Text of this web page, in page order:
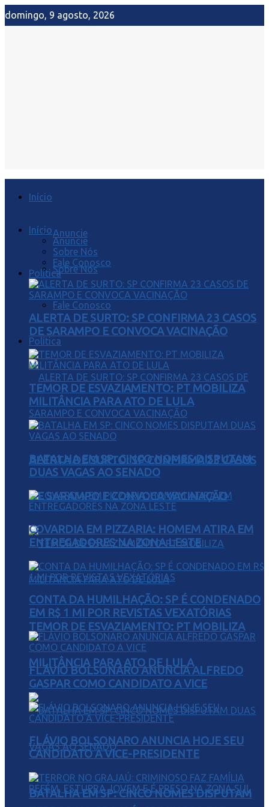
domingo, 9 agosto, 2026
Início
Anuncie
Sobre Nós
Fale Conosco
Política
ALERTA DE SURTO: SP CONFIRMA 23 CASOS
DE SARAMPO E CONVOCA VACINAÇÃO
TEMOR DE ESVAZIAMENTO: PT MOBILIZA
MILITÂNCIA PARA ATO DE LULA
BATALHA EM SP: CINCO NOMES DISPUTAM
Início
Anuncie
Sobre Nós
Fale Conosco
Política
ALERTA DE SURTO: SP CONFIRMA 23 CASOS
DE SARAMPO E CONVOCA VACINAÇÃO
TEMOR DE ESVAZIAMENTO: PT MOBILIZA
MILITÂNCIA PARA ATO DE LULA
BATALHA EM SP: CINCO NOMES DISPUTAM
DUAS VAGAS AO SENADO
COVARDIA EM PIZZARIA: HOMEM ATIRA EM
ENTREGADORES NA ZONA LESTE
CONTA DA HUMILHAÇÃO: SP É CONDENADO
EM R$ 1 MI POR REVISTAS VEXATÓRIAS
FLÁVIO BOLSONARO ANUNCIA ALFREDO
GASPAR COMO CANDIDATO A VICE
FLÁVIO BOLSONARO ANUNCIA HOJE SEU
CANDIDATO A VICE-PRESIDENTE